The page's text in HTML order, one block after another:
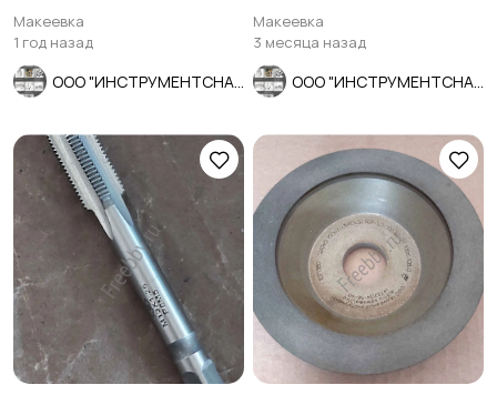
шаг, ГОСТ 9740-71.
Макеевка
1 год назад
сверлильного патрона,
ГОСТ 2682-86.
Макеевка
3 месяца назад